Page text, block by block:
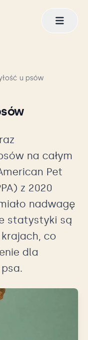
u psów
na całym
Pet
z 2020
nadwagę
statystyki są
co
dla